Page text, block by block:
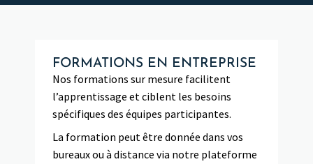
FORMATIONS EN ENTREPRISE
Nos formations sur mesure facilitent
l’apprentissage et ciblent les besoins
spécifiques des équipes participantes.
La formation peut être donnée dans vos
bureaux ou à distance via notre plateforme